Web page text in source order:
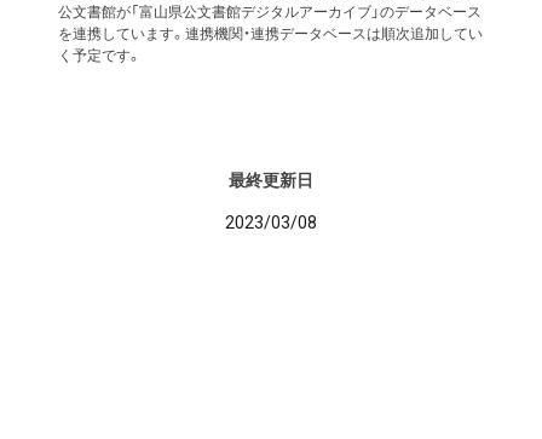
公文書館が「富山県公文書館デジタルアーカイブ」のデータベース
を連携しています。連携機関・連携データベースは順次追加してい
く予定です。
最終更新日
2023/03/08